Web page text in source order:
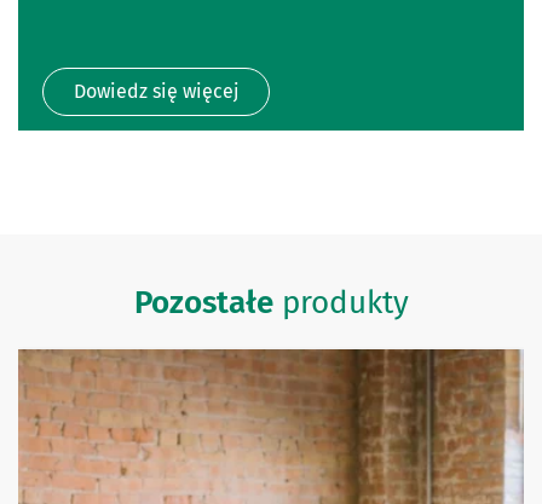
Dowiedz się więcej
Pozostałeprodukty